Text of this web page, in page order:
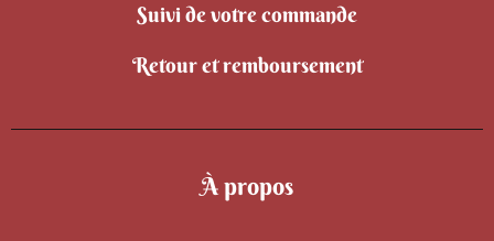
Suivi de votre commande
Retour et remboursement
À propos